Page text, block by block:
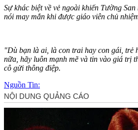
Sự khác biệt về vẻ ngoài khiến Tường
nói may mắn khi được giáo viên chủ
"Dù bạn là ai, là con trai hay con gái, trẻ
nữa, hãy luôn mạnh mẽ và tin vào giá trị
cô gửi thông điệp.
Nguồn Tin: